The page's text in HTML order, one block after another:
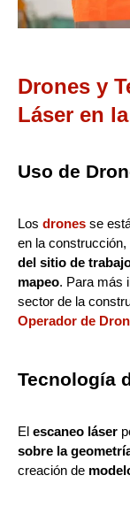
Drones y
Láser en
Uso de
Los drones se
en la
del sitio de
mapeo. Para más
sector de la
Operador de
Tecnología
El escaneo láser
sobre la
creación de